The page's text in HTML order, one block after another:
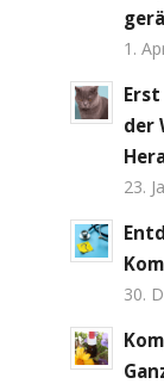
1.
der
23.
30.